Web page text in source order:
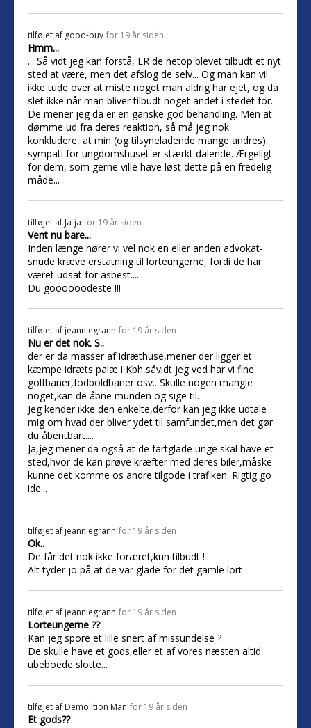
tilføjet af good-buy for 19 år siden
Hmm...
... Så vidt jeg kan forstå, ER de netop blevet tilbudt et nyt
sted at være, men det afslog de selv... Og man kan vil
ikke tude over at miste noget man aldrig har ejet, og da
slet ikke når man bliver tilbudt noget andet i stedet for.
De mener jeg da er en ganske god behandling. Men at
dømme ud fra deres reaktion, så må jeg nok
konkludere, at min (og tilsyneladende mange andres)
sympati for ungdomshuset er stærkt dalende. Ærgeligt
for dem, som gerne ville have løst dette på en fredelig
måde...
tilføjet af Ja-ja for 19 år siden
Vent nu bare...
Inden længe hører vi vel nok en eller anden advokat-
snude kræve erstatning til lorteungerne, fordi de har
været udsat for asbest.....
Du goooooodeste !!!
tilføjet af jeanniegrann for 19 år siden
Nu er det nok. S..
der er da masser af idræthuse,mener der ligger et
kæmpe idræts palæ i Kbh,såvidt jeg ved har vi fine
golfbaner,fodboldbaner osv.. Skulle nogen mangle
noget,kan de åbne munden og sige til.
Jeg kender ikke den enkelte,derfor kan jeg ikke udtale
mig om hvad der bliver ydet til samfundet,men det gør
du åbentbart....
Ja,jeg mener da også at de fartglade unge skal have et
sted,hvor de kan prøve kræfter med deres biler,måske
kunne det komme os andre tilgode i trafiken. Rigtig go
ide...
tilføjet af jeanniegrann for 19 år siden
Ok..
De får det nok ikke foræret,kun tilbudt !
Alt tyder jo på at de var glade for det gamle lort
tilføjet af jeanniegrann for 19 år siden
Lorteungerne ??
Kan jeg spore et lille snert af missundelse ?
De skulle have et gods,eller et af vores næsten altid
ubeboede slotte...
tilføjet af Demolition Man for 19 år siden
Et gods??